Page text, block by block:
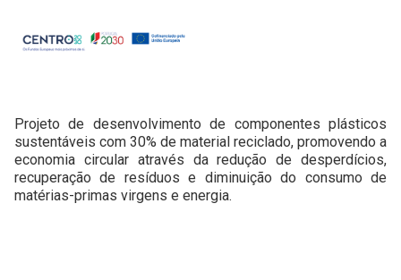
Projeto de desenvolvimento de componentes plásticos
sustentáveis com 30% de material reciclado, promovendo a
economia circular através da redução de desperdícios,
recuperação de resíduos e diminuição do consumo de
matérias-primas virgens e energia.